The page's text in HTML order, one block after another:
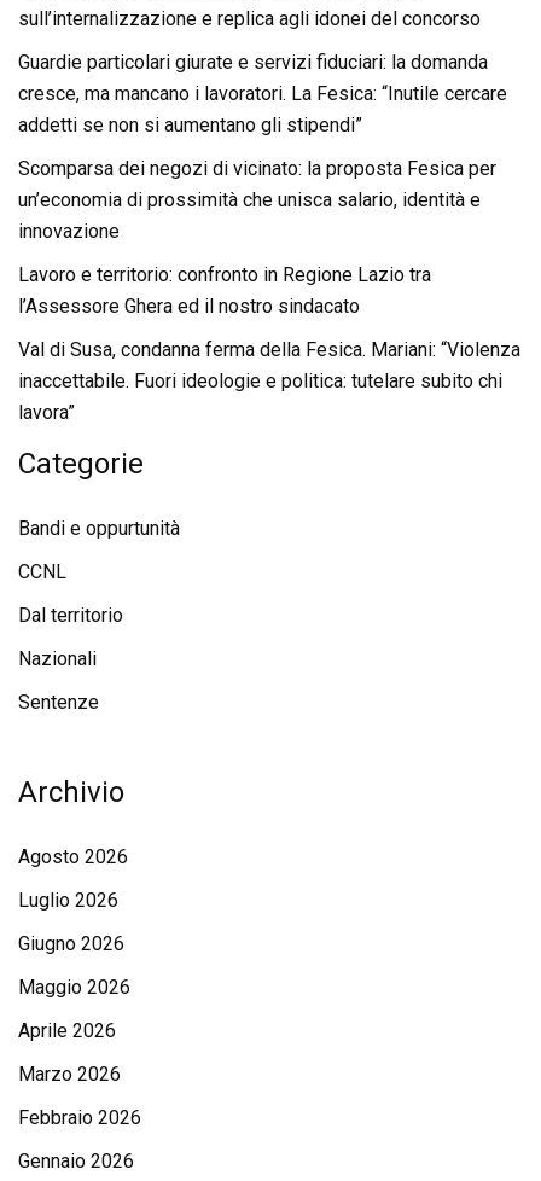
sull’internalizzazione e replica agli idonei del concorso
Guardie particolari giurate e servizi fiduciari: la domanda
cresce, ma mancano i lavoratori. La Fesica: “Inutile cercare
addetti se non si aumentano gli stipendi”
Scomparsa dei negozi di vicinato: la proposta Fesica per
un’economia di prossimità che unisca salario, identità e
innovazione
Lavoro e territorio: confronto in Regione Lazio tra
l’Assessore Ghera ed il nostro sindacato
Val di Susa, condanna ferma della Fesica. Mariani: “Violenza
inaccettabile. Fuori ideologie e politica: tutelare subito chi
lavora”
Categorie
Bandi e oppurtunità
CCNL
Dal territorio
Nazionali
Sentenze
Archivio
Agosto 2026
Luglio 2026
Giugno 2026
Maggio 2026
Aprile 2026
Marzo 2026
Febbraio 2026
Gennaio 2026